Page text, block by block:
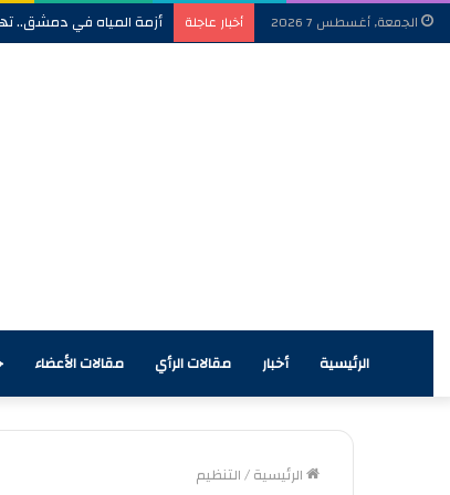
الجمعة, أغسطس 7 2026 أخبار عاجلة أزمة المياه في دمشق..
الرئيسية أخبار مقالات الرأي مقالات الأعضاء
الرئيسية/التنظيم